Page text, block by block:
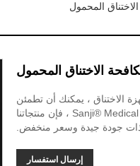
المحمول
الاختناق المحمول
الاختناق ، يمكنك أن تطمئن
إلى أنه يمكنك شراء جهاز محمول لمكافحة الاختناق من Sanji® Medical ، فإن منتجاتنا
جودة جيدة وسعر منخفض.
إرسال استفسار